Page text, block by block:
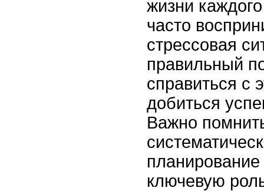
жизни
часто
стрессовая
правильный
справиться с
добиться
Важно
ключевую